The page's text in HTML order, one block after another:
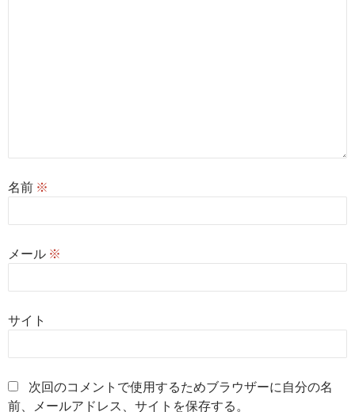
名前 ※
メール ※
サイト
次回のコメントで使用するためブラウザーに自分の名
前、メールアドレス、サイトを保存する。